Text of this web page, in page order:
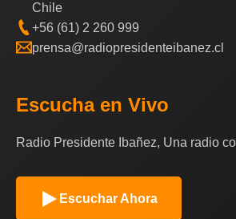
Chile
+56 (61) 2 260 999
prensa@radiopresidenteibanez.cl
Escucha en Vivo
Radio Presidente Ibañez, Una radio
Escuchar Ahora